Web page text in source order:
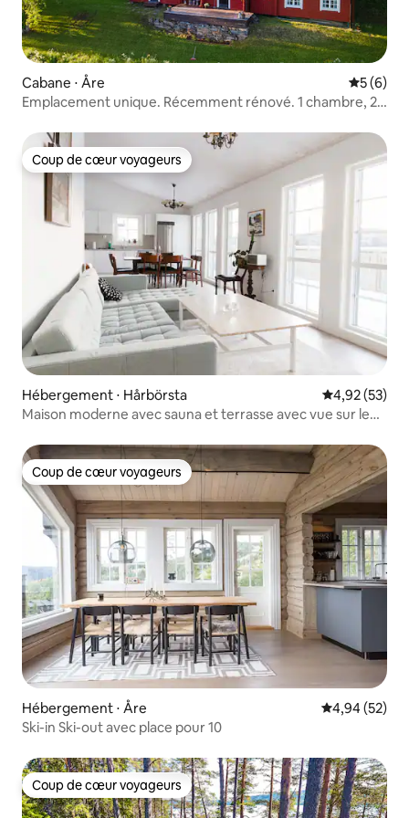
Cabane ⋅ Åre
5 (6)
Emplacement unique. Récemment rénové. 1 chambre, 2
Coup de cœur voyageurs
Coup de cœur voyageurs
Hébergement ⋅ Hårbörsta Évaluation
4,92 (53)
Maison moderne avec sauna et terrasse avec vue sur le
Coup de cœur voyageurs
Coup de cœur voyageurs
Hébergement ⋅ Åre Évaluation
4,94 (52)
Ski-in Ski-out avec place pour 10
Coup de cœur voyageurs
Coup de cœur voyageurs